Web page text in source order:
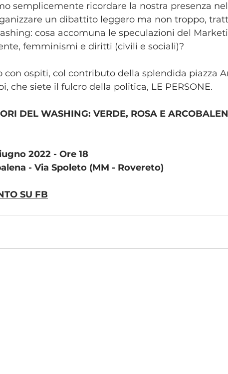
semplicemente ricordare la nostra presenza
un dibattito leggero ma non troppo,
cosa accomuna le speculazioni del
femminismi e diritti (civili e sociali)?
con ospiti, col contributo della splendida piazza
che siete il fulcro della politica, LE PERSONE.
DEL WASHING: VERDE, ROSA E
2022 - Ore 18
- Via Spoleto (MM - Rovereto)
SU FB